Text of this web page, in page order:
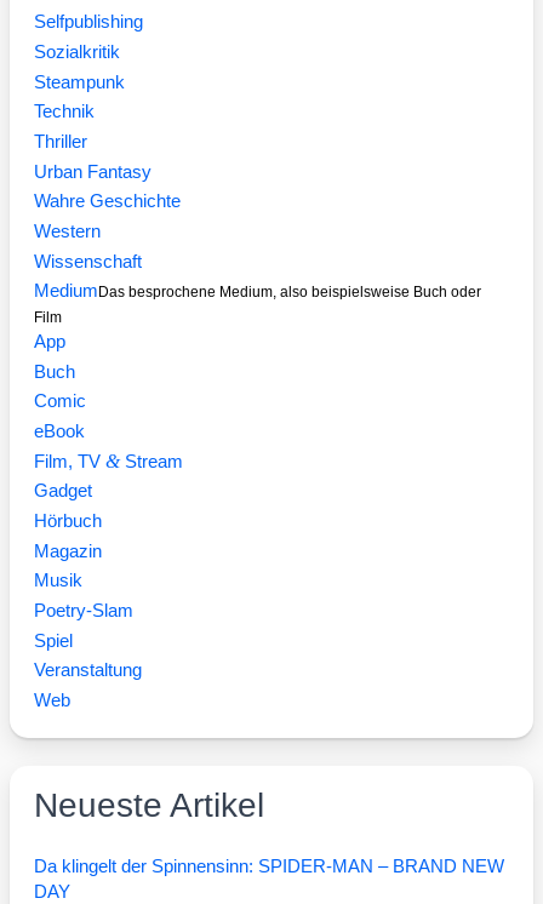
Selfpublishing
Sozialkritik
Steampunk
Technik
Thriller
Urban Fantasy
Wahre Geschichte
Western
Wissenschaft
Medium Das besprochene Medium, also beispielsweise Buch oder
Film
App
Buch
Comic
eBook
Film, TV&Stream
Gadget
Hörbuch
Magazin
Musik
Poetry-Slam
Spiel
Veranstaltung
Web
Neueste Artikel
Da klingelt der Spinnensinn: SPIDER-MAN – BRAND NEW
DAY